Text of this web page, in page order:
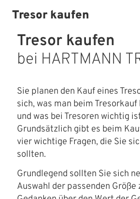
Tresor kaufen
Tresor kaufen
bei HARTMANN
Sie planen den Kauf eines
sich, was man beim
und was bei Tresoren wichtig
Grundsätzlich gibt es beim
vier wichtige Fragen, die Sie
sollten.
Grundlegend sollten Sie sich
Auswahl der passenden Größe